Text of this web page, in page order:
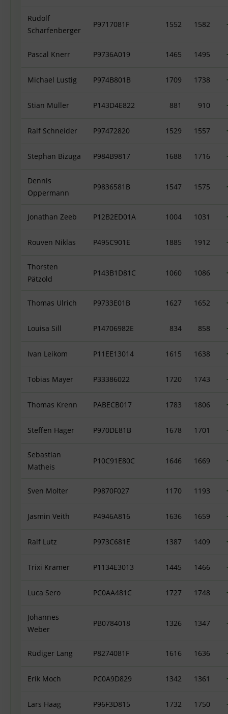
Rudolf
Scharfenberger
P9717081F 1552 1582
Pascal Knerr P9736A019 1465 1495
Michael Lustig P974B801B 1709 1738
Stian Müller P143D4E822 881 910
Ralf Schneider P97472820 1529 1557
Stephan Bizuga P984B9817 1688 1716
Dennis
Oppermann
P9836581B 1547 1575
Jonathan Zeeb P12B2ED01A 1004 1031
Rouven Niklas P495C901E 1885 1912
Thorsten
Pätzold
P143B1D81C 1060 1086
Thomas Ulrich P9733E01B 1627 1652
Louisa Sill P14706982E 834 858
Ivan Leikom P11EE13014 1615 1638
Tobias Mayer P33386022 1720 1743
Thomas Krenn PABECB017 1783 1806
Steffen Hager P970DE81B 1678 1701
Sebastian
Matheis
P10C91E80C 1646 1669
Sven Molter P9870F027 1170 1193
Jasmin Veith P4946A816 1636 1659
Ralf Lutz P973C681E 1387 1409
Trixi Krämer P1134E3013 1445 1466
Luca Sero PC0AA481C 1727 1748
Johannes
Weber
PB0784018 1326 1347
Rüdiger Lang P8274081F 1616 1636
Erik Moch PC0A9D829 1342 1361
Lars Haag P96F3D815 1732 1750